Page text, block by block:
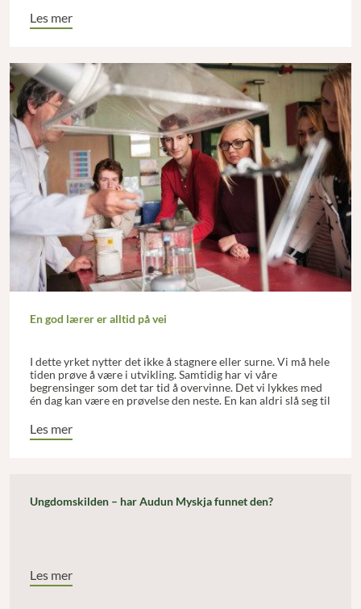
Les mer
En god lærer er alltid på vei
I dette yrket nytter det ikke å stagnere eller surne. Vi må hele
tiden prøve å være i utvikling. Samtidig har vi våre
begrensinger som det tar tid å overvinne. Det vi lykkes med
én dag kan være en prøvelse den neste. En kan aldri slå seg til
Les mer
Ungdomskilden – har Audun Myskja funnet den?
Les mer